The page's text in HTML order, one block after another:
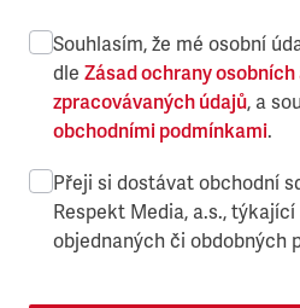
Souhlasím, že mé osobní
dle Zásad ochrany
zpracovávaných údajů, a
obchodními podmínkami.
Přeji si dostávat obchodní
Respekt Media, a.s.,
objednaných či obdobných